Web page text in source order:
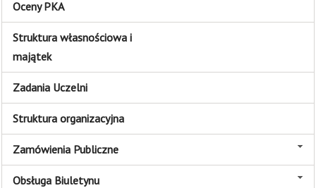
Oceny PKA
Struktura własnościowa i
majątek
Zadania Uczelni
Struktura organizacyjna
Zamówienia Publiczne
Obsługa Biuletynu